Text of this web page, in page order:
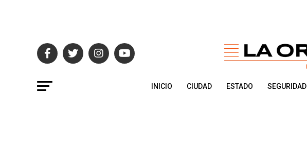
INICIO CIUDAD ESTADO SEGURIDAD